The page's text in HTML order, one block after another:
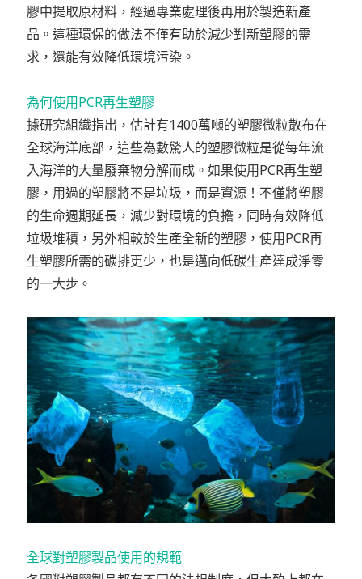
膠中提取原材料，經過專業處理後再用於製造新產
品。這種環保的做法不僅有助於減少對新塑膠的需
求，還能有效降低環境污染。
為何使用PCR再生塑膠
據研究組織指出，估計有1400萬噸的塑膠微粒散布在
全球海洋底部，這些為數驚人的塑膠微粒是從每年流
入海洋的大量廢棄物分解而成。如果使用PCR再生塑
膠，用過的塑膠將不是垃圾，而是資源！不僅將塑膠
的生命週期延長，減少對環境的負擔，同時有效降低
垃圾堆積，另外相較於生產全新的塑膠，使用PCR再
生塑膠所需的碳排更少，也是邁向低碳生產達成淨零
的一大步。
全球對塑膠製品使用的規範